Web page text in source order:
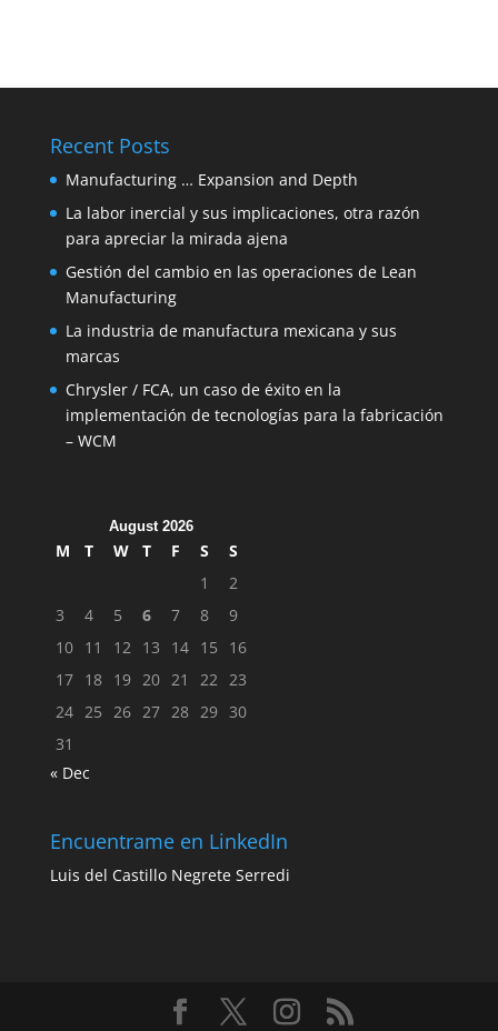
Recent Posts
Manufacturing … Expansion and Depth
La labor inercial y sus implicaciones, otra razón
para apreciar la mirada ajena
Gestión del cambio en las operaciones de Lean
Manufacturing
La industria de manufactura mexicana y sus
marcas
Chrysler / FCA, un caso de éxito en la
implementación de tecnologías para la fabricación
– WCM
August 2026
M T W T F S
S
1
2
3
4 5 6 7 8
9
10 11 12 13 14 15
16
17 18 19 20 21 22 23
24 25 26 27 28 29 30
31
« Dec
Encuentrame en LinkedIn
Luis del Castillo Negrete Serredi